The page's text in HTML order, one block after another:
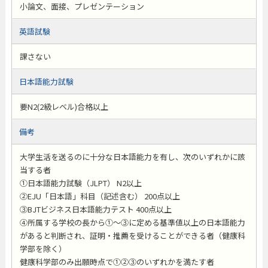
小論文、面接、プレゼンテーション
英語試験
課さない
日本語能力試験
要N2(2級レベル)合格以上
備考
大学生活を送るのに十分な日本語能力を有し、次のいずれかに該
当する者
①日本語能力試験（JLPT） N2以上
②EJU「日本語」科目（記述含む） 200点以上
③BJTビジネス日本語能力テスト 400点以上
④所属する学校の長から①～③に定める基準値以上の日本語能力
があると判断され、証明・推薦を受けることができる者（健康科
学部を除く）
健康科学部のみ出願時点で①②③のいずれかを満たす者